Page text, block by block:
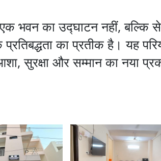
भवन का उद्घाटन नहीं, बल्कि
का प्रतीक है। यह
सुरक्षा और सम्मान का नया